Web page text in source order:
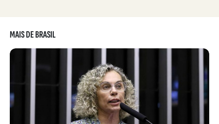
MAIS DE BRASIL